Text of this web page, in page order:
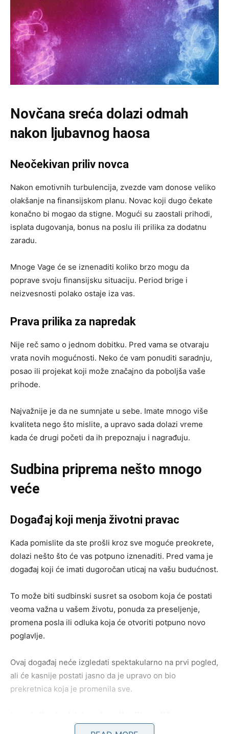
Novčana sreća dolazi odmah
nakon ljubavnog haosa
Neočekivan priliv novca
Nakon emotivnih turbulencija, zvezde vam donose veliko
olakšanje na finansijskom planu. Novac koji dugo čekate
konačno bi mogao da stigne. Mogući su zaostali prihodi,
isplata dugovanja, bonus na poslu ili prilika za dodatnu
zaradu.
Mnoge Vage će se iznenaditi koliko brzo mogu da
poprave svoju finansijsku situaciju. Period brige i
neizvesnosti polako ostaje iza vas.
Prava prilika za napredak
Nije reč samo o jednom dobitku. Pred vama se otvaraju
vrata novih mogućnosti. Neko će vam ponuditi saradnju,
posao ili projekat koji može značajno da poboljša vaše
prihode.
Najvažnije je da ne sumnjate u sebe. Imate mnogo više
kvaliteta nego što mislite, a upravo sada dolazi vreme
kada će drugi početi da ih prepoznaju i nagrađuju.
Sudbina priprema nešto mnogo
veće
Događaj koji menja životni pravac
Kada pomislite da ste prošli kroz sve moguće preokrete,
dolazi nešto što će vas potpuno iznenaditi. Pred vama je
događaj koji će imati dugoročan uticaj na vašu budućnost.
To može biti sudbinski susret sa osobom koja će postati
veoma važna u vašem životu, ponuda za preseljenje,
promena posla ili odluka koja će otvoriti potpuno novo
poglavlje.
Ovaj događaj neće izgledati spektakularno na prvi pogled,
ali će kasnije postati jasno da je upravo on bio
prekretnica koja je promenila sve.